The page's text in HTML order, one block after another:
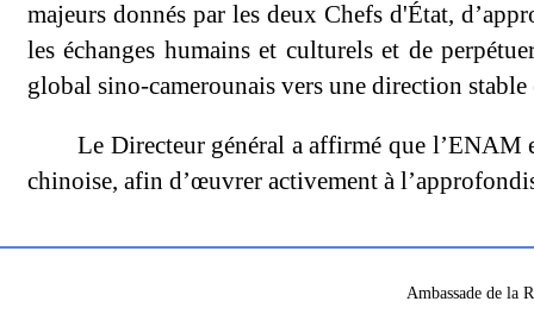
majeurs donnés par les deux Chefs d'État,
les échanges humains et culturels et de
global sino-camerounais vers une direction stable
Le Directeur général a affirmé que l’ENAM
chinoise, afin d’œuvrer activement à
Ambassade de la